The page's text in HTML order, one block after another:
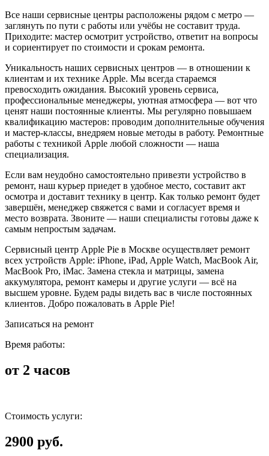
Все наши сервисные центры расположены рядом с метро —
заглянуть по пути с работы или учёбы не составит труда.
Приходите: мастер осмотрит устройство, ответит на вопросы
и сориентирует по стоимости и срокам ремонта.
Уникальность наших сервисных центров — в отношении к
клиентам и их технике Apple. Мы всегда стараемся
превосходить ожидания. Высокий уровень сервиса,
профессиональные менеджеры, уютная атмосфера — вот что
ценят наши постоянные клиенты. Мы регулярно повышаем
квалификацию мастеров: проводим дополнительные обучения
и мастер-классы, внедряем новые методы в работу. Ремонтные
работы с техникой Apple любой сложности — наша
специализация.
Если вам неудобно самостоятельно привезти устройство в
ремонт, наш курьер приедет в удобное место, составит акт
осмотра и доставит технику в центр. Как только ремонт будет
завершён, менеджер свяжется с вами и согласует время и
место возврата. Звоните — наши специалисты готовы даже к
самым непростым задачам.
Сервисный центр Apple Pie в Москве осуществляет ремонт
всех устройств Apple: iPhone, iPad, Apple Watch, MacBook Air,
MacBook Pro, iMac. Замена стекла и матрицы, замена
аккумулятора, ремонт камеры и другие услуги — всё на
высшем уровне. Будем рады видеть вас в числе постоянных
клиентов. Добро пожаловать в Apple Pie!
Записаться на ремонт
Время работы:
от 2 часов
Стоимость услуги:
2900 руб.